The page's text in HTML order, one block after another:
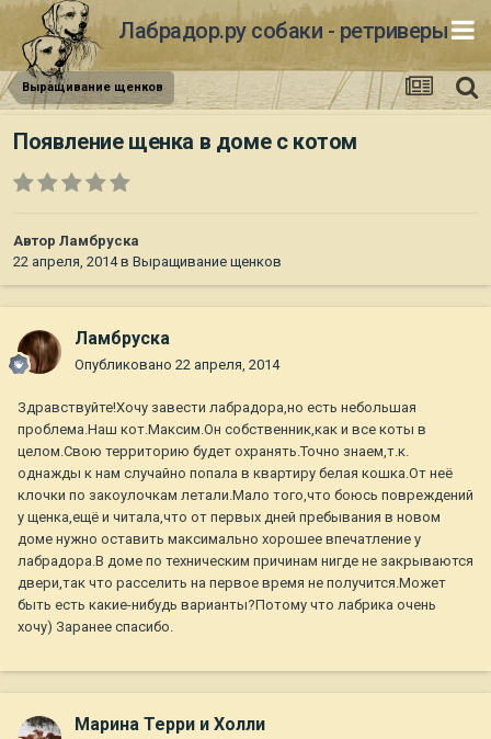
Лабрадор.ру собаки - ретриверы
Выращивание щенков
Появление щенка в доме с котом
Автор Ламбруска
22 апреля, 2014в Выращивание щенков
Ламбруска
Опубликовано 22 апреля, 2014
Здравствуйте!Хочу завести лабрадора,но есть небольшая
проблема.Наш кот.Максим.Он собственник,как и все коты в
целом.Свою территорию будет охранять.Точно знаем,т.к.
однажды к нам случайно попала в квартиру белая кошка.От неё
клочки по закоулочкам летали.Мало того,что боюсь повреждений
у щенка,ещё и читала,что от первых дней пребывания в новом
доме нужно оставить максимально хорошее впечатление у
лабрадора.В доме по техническим причинам нигде не закрываются
двери,так что расселить на первое время не получится.Может
быть есть какие-нибудь варианты?Потому что лабрика очень
хочу) Заранее спасибо.
Марина Терри и Холли